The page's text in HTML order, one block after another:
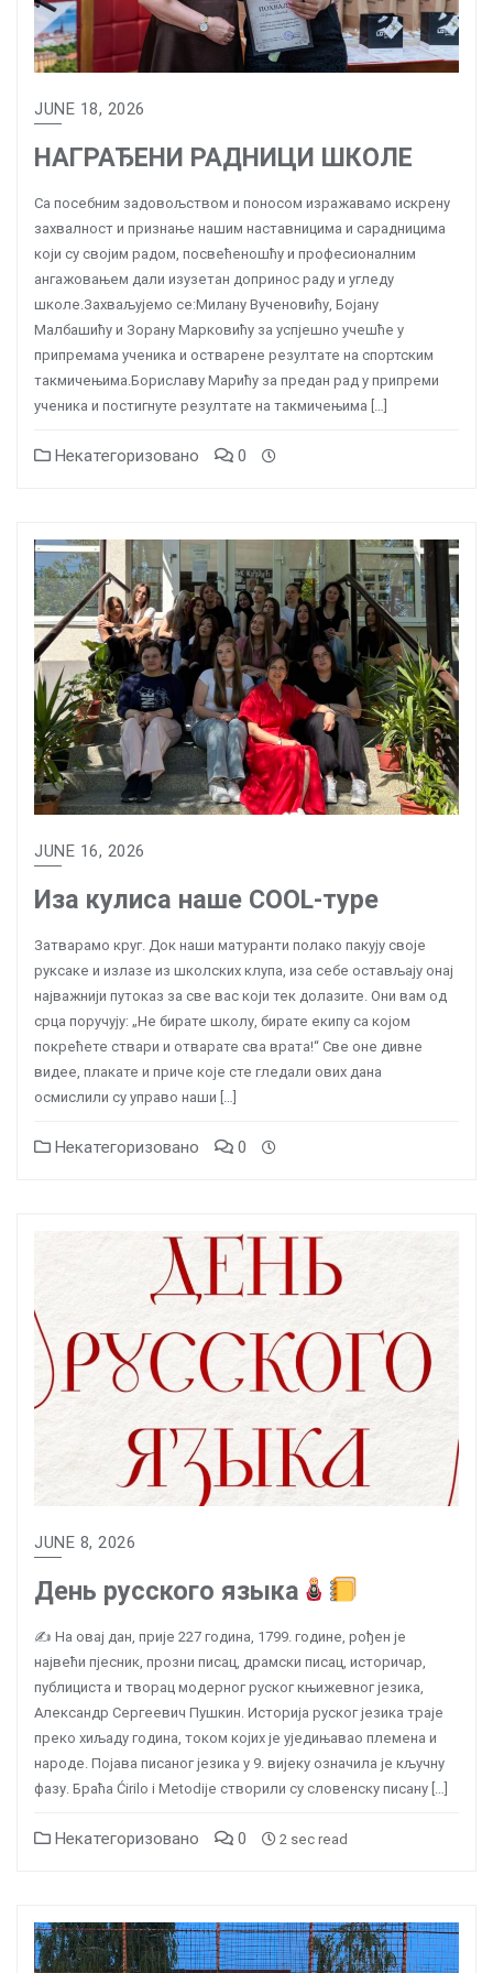
JUNE 18, 2026
НАГРАЂЕНИ РАДНИЦИ ШКОЛЕ
Са посебним задовољством и поносом изражавамо искрену
захвалност и признање нашим наставницима и сарадницима
који су својим радом, посвећеношћу и професионалним
ангажовањем дали изузетан допринос раду и угледу
школе.Захваљујемо се:Милану Вученовићу, Бојану
Малбашићу и Зорану Марковићу за успјешно учешће у
припремама ученика и остварене резултате на спортским
такмичењима.Бориславу Марићу за предан рад у припреми
ученика и постигнуте резултате на такмичењима […]
Некатегоризовано 0
JUNE 16, 2026
Иза кулиса наше COOL-туре
Затварамо круг. Док наши матуранти полако пакују своје
руксаке и излазе из школских клупа, иза себе остављају онај
најважнији путоказ за све вас који тек долазите. Они вам од
срца поручују: „Не бирате школу, бирате екипу са којом
покрећете ствари и отварате сва врата!“ Све оне дивне
видее, плакате и приче које сте гледали ових дана
осмислили су управо наши […]
Некатегоризовано 0
JUNE 8, 2026
День русского языка
✍️ На овај дан, прије 227 година, 1799. године, рођен је
највећи пјесник, прозни писац, драмски писац, историчар,
публициста и творац модерног руског књижевног језика,
Александр Сергеевич Пушкин. Историја руског језика траје
преко хиљаду година, током којих је уједињавао племена и
народе. Појава писаног језика у 9. вијеку означила је кључну
фазу. Браћа Ćirilo i Metodije створили су словенску писану […]
Некатегоризовано 0 2 sec read